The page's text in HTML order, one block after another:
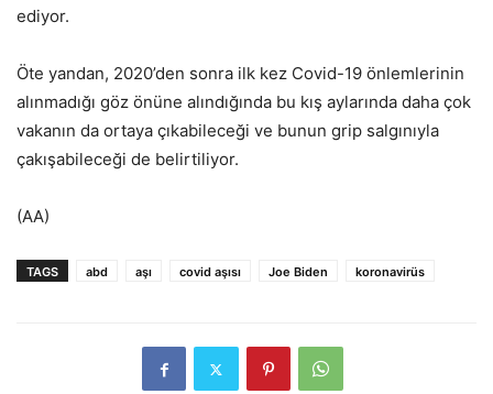
ediyor.
Öte yandan, 2020’den sonra ilk kez Covid-19 önlemlerinin
alınmadığı göz önüne alındığında bu kış aylarında daha çok
vakanın da ortaya çıkabileceği ve bunun grip salgınıyla
çakışabileceği de belirtiliyor.
(AA)
TAGS abd aşı covid aşısı Joe Biden koronavirüs